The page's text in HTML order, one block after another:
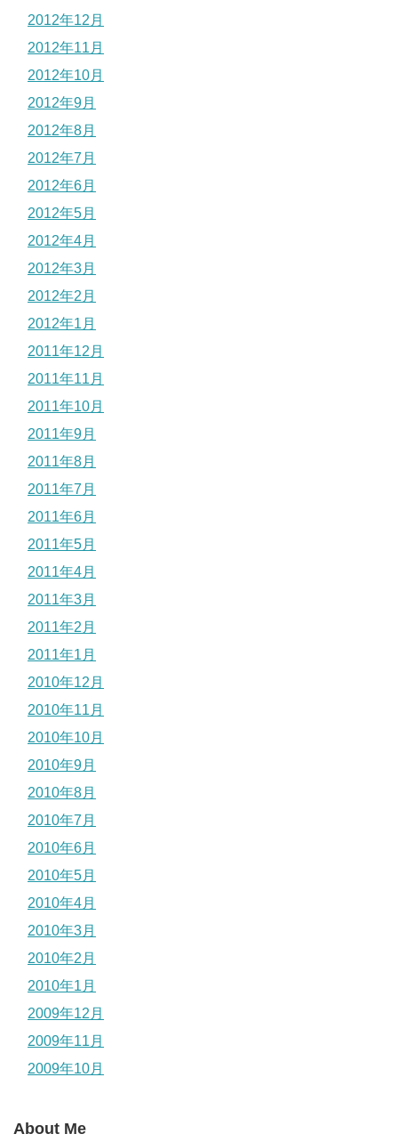
2012年12月
2012年11月
2012年10月
2012年9月
2012年8月
2012年7月
2012年6月
2012年5月
2012年4月
2012年3月
2012年2月
2012年1月
2011年12月
2011年11月
2011年10月
2011年9月
2011年8月
2011年7月
2011年6月
2011年5月
2011年4月
2011年3月
2011年2月
2011年1月
2010年12月
2010年11月
2010年10月
2010年9月
2010年8月
2010年7月
2010年6月
2010年5月
2010年4月
2010年3月
2010年2月
2010年1月
2009年12月
2009年11月
2009年10月
About Me